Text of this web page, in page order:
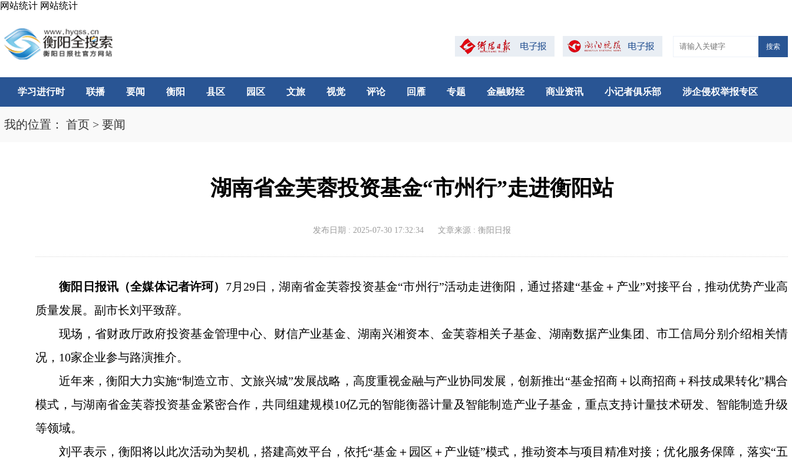
网站统计 网站统计
搜索
学习进行时 联播 要闻 衡阳 县区 园区 文旅 视觉 评论 回雁 专题 金融财经 商业资讯 小记者俱乐部 涉企侵权举报专区
我的位置： 首页 > 要闻
湖南省金芙蓉投资基金“市州行”走进衡阳站
发布日期 : 2025-07-30 17:32:34 文章来源 : 衡阳日报
衡阳日报讯（全媒体记者许珂） 7月29日，湖南省金芙蓉投资基金“市州行”活动走进衡阳，通过搭建“基金＋产业”对接平台，推动优势产业高
质量发展。副市长刘平致辞。
现场，省财政厅政府投资基金管理中心、财信产业基金、湖南兴湘资本、金芙蓉相关子基金、湖南数据产业集团、市工信局分别介绍相关情
况，10家企业参与路演推介。
近年来，衡阳大力实施“制造立市、文旅兴城”发展战略，高度重视金融与产业协同发展，创新推出“基金招商＋以商招商＋科技成果转化”耦合
模式，与湖南省金芙蓉投资基金紧密合作，共同组建规模10亿元的智能衡器计量及智能制造产业子基金，重点支持计量技术研发、智能制造升级
等领域。
刘平表示，衡阳将以此次活动为契机，搭建高效平台，依托“基金＋园区＋产业链”模式，推动资本与项目精准对接；优化服务保障，落实“五